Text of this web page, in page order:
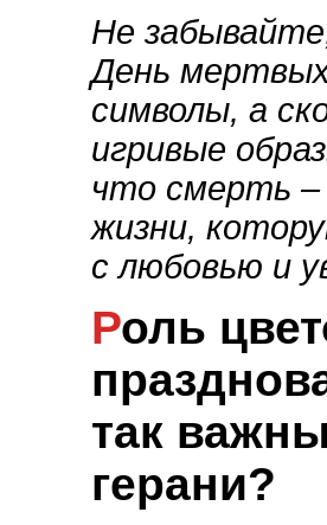
Не
День
символы, а
игривые
что смерть
жизни,
с любовью и
Роль цветов в
так
герани?